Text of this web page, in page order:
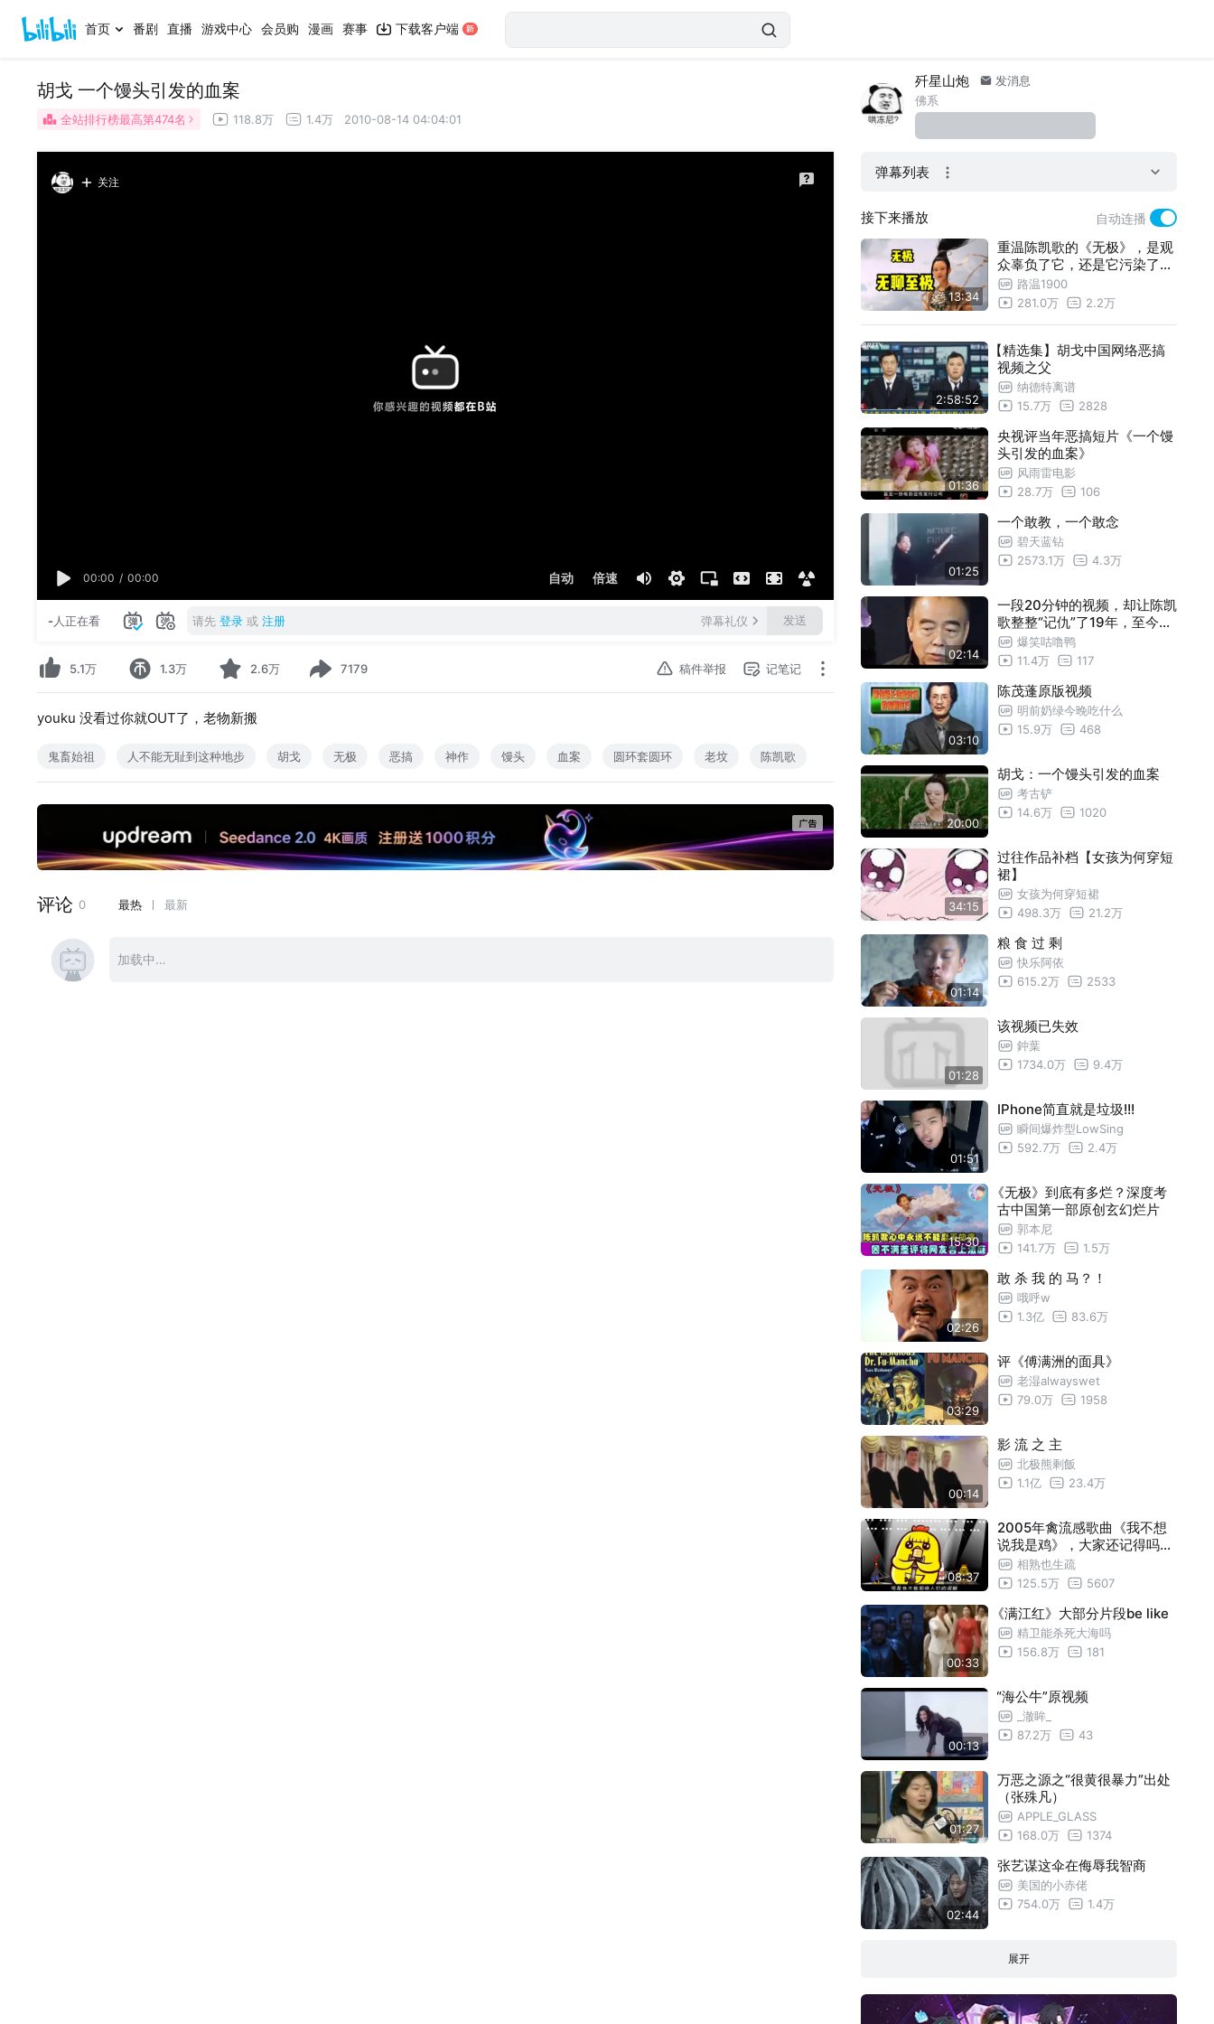
首页 番剧 直播 游戏中心 会员购 漫画 赛事 下载客户端
胡戈 一个馒头引发的血案
全站排行榜最高第474名 118.8万 1.4万 2010-08-14 04:04:01
关注
00:00 / 00:00 自动 倍速
-人正在看 请先 登录 或 注册 弹幕礼仪 发送
5.1万 1.3万 2.6万 7179 稿件举报 记笔记
youku 没看过你就OUT了，老物新搬
鬼畜始祖 人不能无耻到这种地步 胡戈 无极 恶搞 神作 馒头 血案 圆环套圆环 老坟 陈凯歌
歼星山炮
发消息
佛系
弹幕列表
接下来播放 自动连播
13:34
重温陈凯歌的《无极》，是观
众辜负了它，还是它污染了观
众的眼睛？
路温1900
281.0万
2.2万
2:58:52
【精选集】胡戈中国网络恶搞
视频之父
纳德特离谱
15.7万
2828
01:36
央视评当年恶搞短片《一个馒
头引发的血案》
风雨雷电影
28.7万
106
01:25
一个敢教，一个敢念
碧天蓝钻
2573.1万
4.3万
02:14
一段20分钟的视频，却让陈凯
歌整整“记仇”了19年，至今不
能释怀爆笑咕噜鸭
11.4万
117
03:10
陈茂蓬原版视频
明前奶绿今晚吃什么
15.9万
468
20:00
胡戈：一个馒头引发的血案
考古铲
14.6万
1020
34:15
过往作品补档【女孩为何穿短
裙】
女孩为何穿短裙
498.3万
21.2万
01:14
粮 食 过 剩
快乐阿依
615.2万
2533
01:28
该视频已失效
鈡葉
1734.0万
9.4万
01:51
IPhone简直就是垃圾!!!
瞬间爆炸型LowSing
592.7万
2.4万
15:30
《无极》到底有多烂？深度考
古中国第一部原创玄幻烂片
郭本尼
141.7万
1.5万
02:26
敢 杀 我 的 马？！
哦呼w
1.3亿
83.6万
03:29
评《傅满洲的面具》
老湿alwayswet
79.0万
1958
00:14
影 流 之 主
北极熊剩飯
1.1亿
23.4万
08:37
2005年禽流感歌曲《我不想
说我是鸡》，大家还记得吗？
附原版《我不想说》
相熟也生疏
125.5万
5607
00:33
《满江红》大部分片段be like
精卫能杀死大海吗
156.8万
181
00:13
“海公牛”原视频
_澈眸_
87.2万
43
01:27
万恶之源之“很黄很暴力”出处
（张殊凡）
APPLE_GLASS
168.0万
1374
02:44
张艺谋这伞在侮辱我智商
美国的小赤佬
754.0万
1.4万
展开